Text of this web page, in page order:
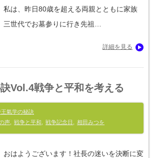
私は、昨日80歳を超える両親とともに家族
三世代でお墓参りに行き先祖…
詳細を見る
Vol.4戦争と平和を考える
王氣学の秘訣
声 戦争と平和 戦争記念日 相田みつを
おはようございます！社長の迷いを決断に変